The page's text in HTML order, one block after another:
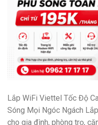
Lắp WiFi Viettel Tốc Độ
Sóng Mọi Ngóc Ngách
cho gia đình, phòng trọ,